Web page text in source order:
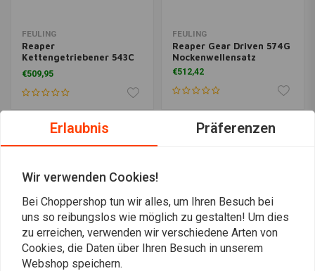
FEULING
Reaper
Kettengetriebener 543C
Nockenwellensatz
€509,95
FEULING
Reaper Gear Driven 574G
Nockenwellensatz
€512,42
Erlaubnis Präferenzen
Wir verwenden Cookies!
Bei Choppershop tun wir alles, um Ihren Besuch bei
uns so reibungslos wie möglich zu gestalten! Um dies
zu erreichen, verwenden wir verschiedene Arten von
Cookies, die Daten über Ihren Besuch in unserem
Webshop speichern.